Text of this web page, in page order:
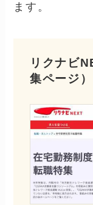
ます。
リクナビ
集ページ）